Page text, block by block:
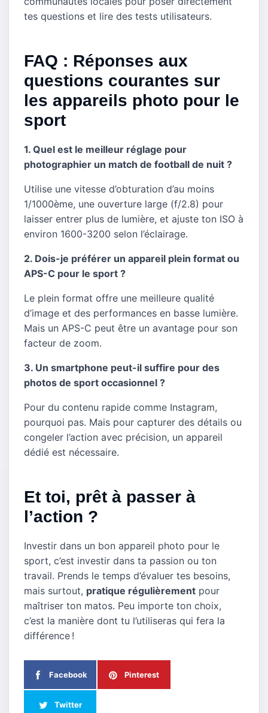
tes questions et lire des tests utilisateurs.
FAQ : Réponses aux
questions courantes sur
les appareils photo pour le
sport
1. Quel est le meilleur réglage pour
photographier un match de football de nuit ?
Utilise une vitesse d’obturation d’au moins
1/1000ème, une ouverture large (f/2.8) pour
laisser entrer plus de lumière, et ajuste ton ISO à
environ 1600-3200 selon l’éclairage.
2. Dois-je préférer un appareil plein format ou
APS-C pour le sport ?
Le plein format offre une meilleure qualité
d’image et des performances en basse lumière.
Mais un APS-C peut être un avantage pour son
facteur de zoom.
3. Un smartphone peut-il suffire pour des
photos de sport occasionnel ?
Pour du contenu rapide comme Instagram,
pourquoi pas. Mais pour capturer des détails ou
congeler l’action avec précision, un appareil
dédié est nécessaire.
Et toi, prêt à passer à
l’action ?
Investir dans un bon appareil photo pour le
sport, c’est investir dans ta passion ou ton
travail. Prends le temps d’évaluer tes besoins,
mais surtout, pratique régulièrement pour
maîtriser ton matos. Peu importe ton choix,
c’est la manière dont tu l’utiliseras qui fera la
différence !
Facebook Pinterest
Twitter